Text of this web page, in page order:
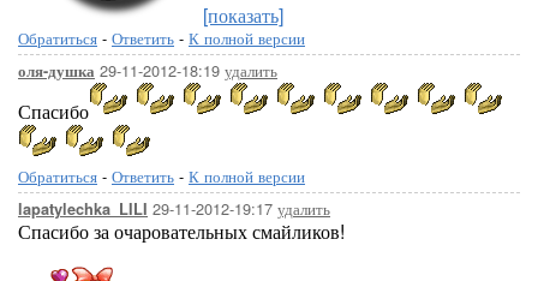
[показать]
Обратиться - Ответить - К полной версии
оля-душка 29-11-2012-18:19 удалить
Спасибо
Обратиться - Ответить - К полной версии
lapatylechka_LILI 29-11-2012-19:17 удалить
Спасибо за очаровательных смайликов!